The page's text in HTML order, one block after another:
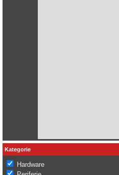
Kategorie
Hardware